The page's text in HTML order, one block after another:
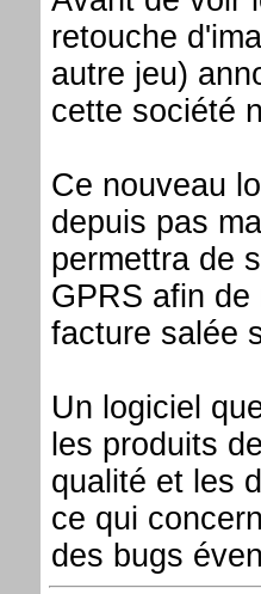
retouche
autre jeu)
cette société
Ce nouveau
depuis pas
permettra de
GPRS afin
facture salée
Un logiciel
les produits
qualité et les
ce qui
des bugs